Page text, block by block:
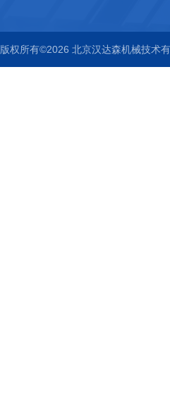
版权所有©2026 北京汉达森机械技术